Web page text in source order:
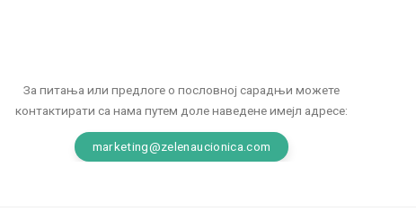
За питања или предлоге о пословној сарадњи можете
контактирати са нама путем доле наведене имејл адресе:
marketing@zelenaucionica.com